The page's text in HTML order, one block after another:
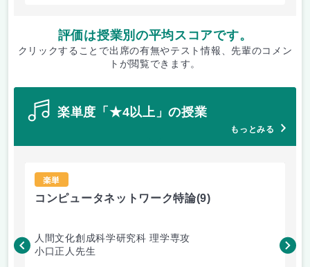
評価は授業別の平均スコアです。
クリックすることで出席の有無やテスト情報、先輩のコメン
トが閲覧できます。
楽単度「★4以上」の授業
もっとみる
楽単
コンピュータネットワーク特論(9)
人間文化創成科学研究科 理学専攻
小口正人先生
森